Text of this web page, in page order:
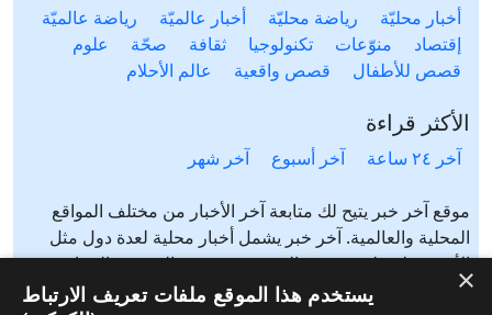
أخبار محليّة رياضة محليّة أخبار عالميّة
رياضة عالميّة
إقتصاد
منوّعات تكنولوجيا ثقافة صحّة
علوم
قصص للأطفال
قصص واقعية عالم الأحلام
الأكثر قراءة
آخر ٢٤ ساعة آخر أسبوع آخر شهر
موقع آخر خبر يتيح لك متابعة آخر الأخبار من مختلف المواقع
المحلية والعالمية. آخر خبر يشمل أخبار محلية لعدة دول مثل
الأردن، فلسطين، مصر، السعودية، تونس، المغرب، الجزائر،
عرب ٤٨، لبنان، العراق، اليمن وغيرها آخر خبر يتيح متابعة أخبار
×
يستخدم هذا الموقع ملفات تعريف الارتباط